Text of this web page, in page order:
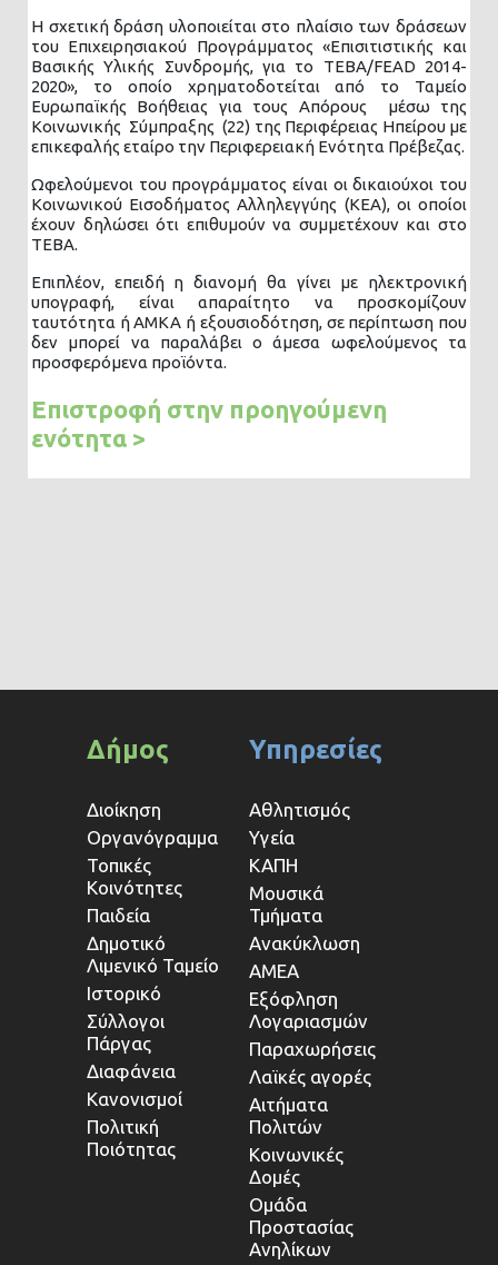
Η σχετική δράση υλοποιείται στο πλαίσιο των δράσεων
του Επιχειρησιακού Προγράμματος «Επισιτιστικής και
Βασικής Υλικής Συνδρομής, για το ΤΕΒΑ/FEAD 2014-
2020», το οποίο χρηματοδοτείται από το Ταμείο
Ευρωπαϊκής Βοήθειας για τους Απόρους μέσω της
Κοινωνικής Σύμπραξης (22) της Περιφέρειας Ηπείρου με
επικεφαλής εταίρο την Περιφερειακή Ενότητα Πρέβεζας.
Ωφελούμενοι του προγράμματος είναι οι δικαιούχοι του
Κοινωνικού Εισοδήματος Αλληλεγγύης (ΚΕΑ), οι οποίοι
έχουν δηλώσει ότι επιθυμούν να συμμετέχουν και στο
ΤΕΒΑ.
Επιπλέον, επειδή η διανομή θα γίνει με ηλεκτρονική
υπογραφή, είναι απαραίτητο να προσκομίζουν
ταυτότητα ή ΑΜΚΑ ή εξουσιοδότηση, σε περίπτωση που
δεν μπορεί να παραλάβει ο άμεσα ωφελούμενος τα
προσφερόμενα προϊόντα.
Επιστροφή στην προηγούμενη
ενότητα >
Δήμος
Διοίκηση
Οργανόγραμμα
Τοπικές
Κοινότητες
Παιδεία
Δημοτικό
Λιμενικό Ταμείο
Ιστορικό
Σύλλογοι
Πάργας
Διαφάνεια
Κανονισμοί
Πολιτική
Ποιότητας
Υπηρεσίες
Αθλητισμός
Υγεία
ΚΑΠΗ
Μουσικά
Τμήματα
Ανακύκλωση
ΑΜΕΑ
Εξόφληση
Λογαριασμών
Παραχωρήσεις
Λαϊκές αγορές
Αιτήματα
Πολιτών
Κοινωνικές
Δομές
Ομάδα
Προστασίας
Ανηλίκων